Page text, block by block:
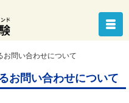
お問い合わせについて
お問い合わせについて